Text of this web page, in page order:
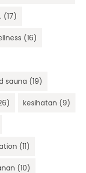
(17)
(16)
sauna (19)
kesihatan (9)
(11)
(10)